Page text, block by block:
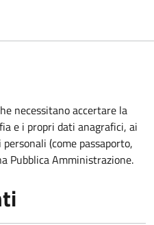
necessitano accertare la
e i propri dati anagrafici, ai
(come passaporto,
Pubblica Amministrazione.